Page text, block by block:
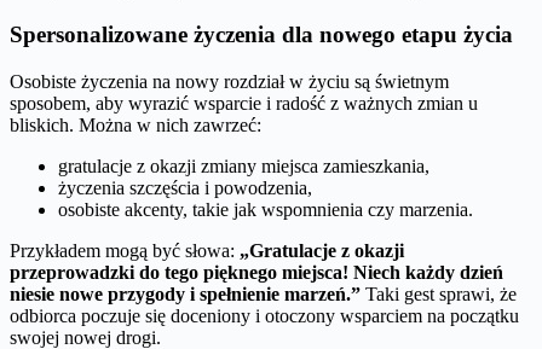
Spersonalizowane życzenia dla nowego etapu życia
Osobiste życzenia na nowy rozdział w życiu są świetnym
sposobem, aby wyrazić wsparcie i radość z ważnych zmian u
bliskich. Można w nich zawrzeć:
gratulacje z okazji zmiany miejsca zamieszkania,
życzenia szczęścia i powodzenia,
osobiste akcenty, takie jak wspomnienia czy marzenia.
Przykładem mogą być słowa: „Gratulacje z okazji
przeprowadzki do tego pięknego miejsca! Niech każdy dzień
niesie nowe przygody i spełnienie marzeń.” Taki gest sprawi, że
odbiorca poczuje się doceniony i otoczony wsparciem na początku
swojej nowej drogi.